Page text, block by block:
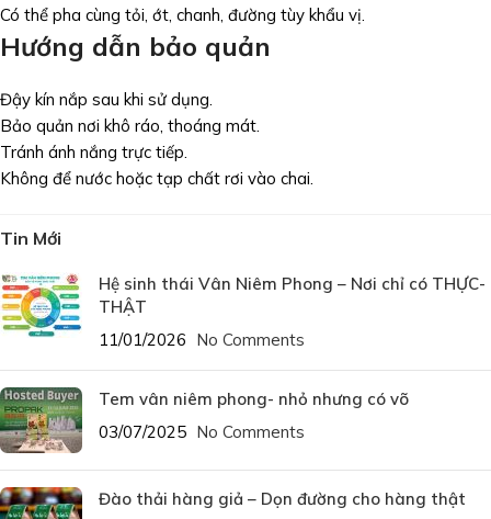
Có thể pha cùng tỏi, ớt, chanh, đường tùy khẩu vị.
Hướng dẫn bảo quản
Đậy kín nắp sau khi sử dụng.
Bảo quản nơi khô ráo, thoáng mát.
Tránh ánh nắng trực tiếp.
Không để nước hoặc tạp chất rơi vào chai.
Tin Mới
Hệ sinh thái Vân Niêm Phong – Nơi chỉ có THỰC-
THẬT
11/01/2026 No Comments
Tem vân niêm phong- nhỏ nhưng có võ
03/07/2025 No Comments
Đào thải hàng giả – Dọn đường cho hàng thật